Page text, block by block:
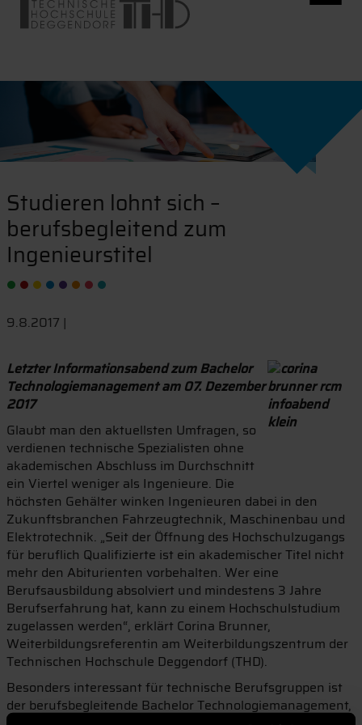
Studieren lohnt sich –
berufsbegleitend zum
Ingenieurstitel
9.8.2017 |
Letzter Informationsabend zum Bachelor
Technologiemanagement am 07. Dezember
2017
Glaubt man den aktuellsten Umfragen, so
verdienen technische Spezialisten ohne
akademischen Abschluss im Durchschnitt
ein Viertel weniger als Ingenieure. Die
höchsten Gehälter winken Ingenieuren dabei in den
Zukunftsbranchen Fahrzeugtechnik, Maschinenbau und
Elektrotechnik. „Seit der Öffnung des Hochschulzugangs
für beruflich Qualifizierte ist ein akademischer Titel nicht
mehr den Abiturienten vorbehalten. Wer eine
Berufsausbildung absolviert und mindestens 3 Jahre
Berufserfahrung hat, kann zu einem Hochschulstudium
zugelassen werden“, erklärt Corina Brunner,
Weiterbildungsreferentin am Weiterbildungszentrum der
Technischen Hochschule Deggendorf (THD).
Besonders interessant für technische Berufsgruppen ist
der berufsbegleitende Bachelor Technologiemanagement,